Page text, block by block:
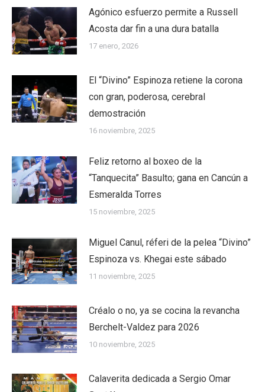
Agónico esfuerzo permite a Russell
Acosta dar fin a una dura batalla
17 enero, 2026
El “Divino” Espinoza retiene la corona
con gran, poderosa, cerebral
demostración
16 noviembre, 2025
Feliz retorno al boxeo de la
“Tanquecita” Basulto; gana en Cancún a
Esmeralda Torres
15 noviembre, 2025
Miguel Canul, réferi de la pelea “Divino”
Espinoza vs. Khegai este sábado
11 noviembre, 2025
Créalo o no, ya se cocina la revancha
Berchelt-Valdez para 2026
10 noviembre, 2025
Calaverita dedicada a Sergio Omar